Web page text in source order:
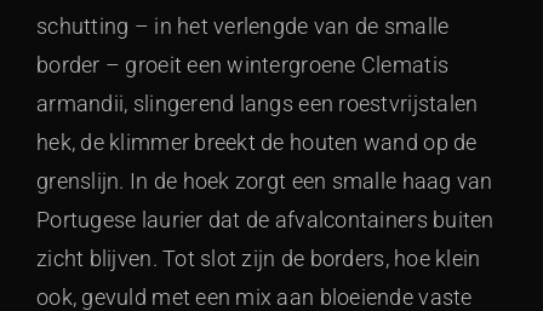
schutting – in het verlengde van de smalle
border – groeit een wintergroene Clematis
armandii, slingerend langs een roestvrijstalen
hek, de klimmer breekt de houten wand op de
grenslijn. In de hoek zorgt een smalle haag van
Portugese laurier dat de afvalcontainers buiten
zicht blijven. Tot slot zijn de borders, hoe klein
ook, gevuld met een mix aan bloeiende vaste